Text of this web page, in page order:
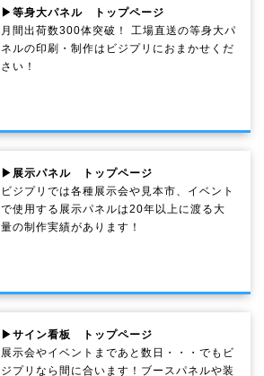
▶等身大パネル トップページ
月間出荷数300体突破！ 工場直送の等身大パ
ネルの印刷・制作は ビジプリ におまかせくだ
さい！
▶展示パネル トップページ
ビジプリでは各種展示会や見本市、イベント
で使用する展示パネルは20年以上に渡る大
量の制作実績があります！
▶サイン看板 トップページ
展示会やイベントまであと数日・・・でもビ
ジプリなら間に合います！ブースパネルや装